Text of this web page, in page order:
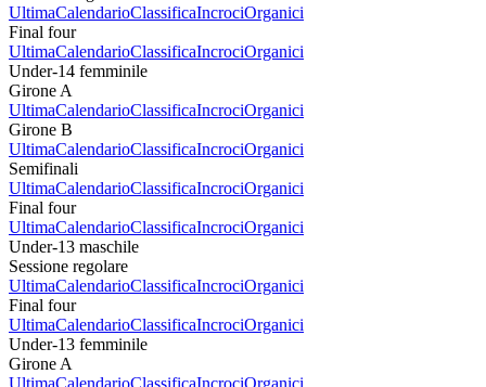
UltimaCalendarioClassificaIncrociOrganici
Final four
UltimaCalendarioClassificaIncrociOrganici
Under-14 femminile
Girone A
UltimaCalendarioClassificaIncrociOrganici
Girone B
UltimaCalendarioClassificaIncrociOrganici
Semifinali
UltimaCalendarioClassificaIncrociOrganici
Final four
UltimaCalendarioClassificaIncrociOrganici
Under-13 maschile
Sessione regolare
UltimaCalendarioClassificaIncrociOrganici
Final four
UltimaCalendarioClassificaIncrociOrganici
Under-13 femminile
Girone A
UltimaCalendarioClassificaIncrociOrganici